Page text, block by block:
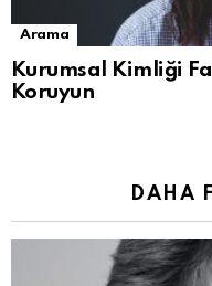
Arama
Kurumsal Kimliği
Koruyun
DAHA